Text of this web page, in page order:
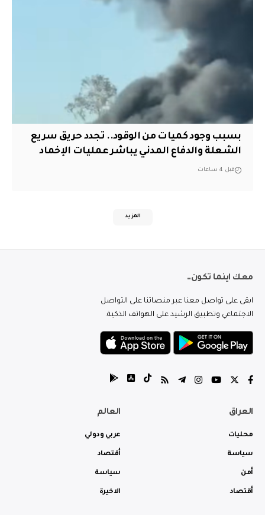
بسبب وجود كميات من الوقود.. تجدد حريق سريع
الشعلة والدفاع المدني يباشر عمليات الإخماد
قبل 4 ساعات
المزيد
معك اينما تكون..
ابقى على تواصل معنا عبر منصاتنا على التواصل
الاجتماعي وتطبيق الرشيد على الهواتف الذكية.
العراق
محليات
سياسة
أمن
أقتصاد
العالم
عربي ودولي
أقتصاد
سياسة
الاخيرة